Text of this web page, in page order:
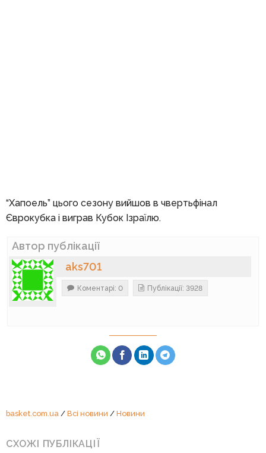
“Хапоель” цього сезону вийшов в чвертьфінал
Єврокубка і виграв Кубок Ізраїлю.
Автор публікації
aks701
Коментарі: 0 Публікації: 3928
basket.com.ua / Всі новини / Новини
СХОЖІ ПУБЛІКАЦІЇ